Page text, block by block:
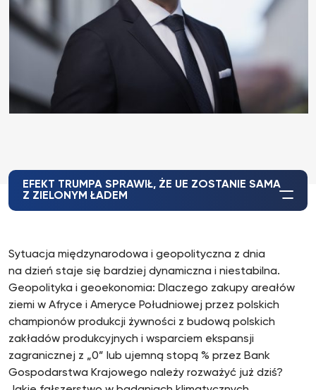
EFEKT TRUMPA SPRAWIŁ, ŻE UE ZOSTANIE SAMA
Z ZIELONYM ŁADEM
Sytuacja międzynarodowa i geopolityczna z dnia
na dzień staje się bardziej dynamiczna i niestabilna.
Geopolityka i geoekonomia: Dlaczego zakupy areałów
ziemi w Afryce i Ameryce Południowej przez polskich
championów produkcji żywności z budową polskich
zakładów produkcyjnych i wsparciem ekspansji
zagranicznej z „0” lub ujemną stopą % przez Bank
Gospodarstwa Krajowego należy rozważyć już dziś?